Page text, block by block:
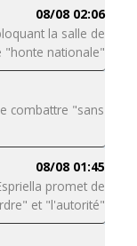
08/08 02:06
la salle de
"honte nationale"
combattre "sans
08/08 01:45
promet de
et "l'autorité"